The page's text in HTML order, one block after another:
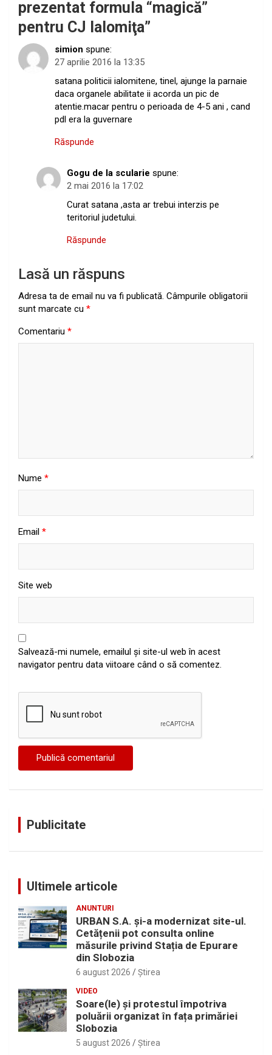
prezentat formula “magică”
pentru CJ Ialomiţa”
simion spune:
27 aprilie 2016 la 13:35
satana politicii ialomitene, tinel, ajunge la parnaie
daca organele abilitate ii acorda un pic de
atentie.macar pentru o perioada de 4-5 ani , cand
pdl era la guvernare
Răspunde
Gogu de la scularie spune:
2 mai 2016 la 17:02
Curat satana ,asta ar trebui interzis pe
teritoriul judetului.
Răspunde
Lasă un răspuns
Adresa ta de email nu va fi publicată. Câmpurile obligatorii
sunt marcate cu *
Comentariu *
Nume *
Email *
Site web
Salvează-mi numele, emailul și site-ul web în acest
navigator pentru data viitoare când o să comentez.
Publicitate
Ultimele articole
ANUNTURI
URBAN S.A. și-a modernizat site-ul.
Cetățenii pot consulta online
măsurile privind Stația de Epurare
din Slobozia
6 august 2026 Ştirea
VIDEO
Soare(le) și protestul împotriva
poluării organizat în fața primăriei
Slobozia
5 august 2026 Ştirea